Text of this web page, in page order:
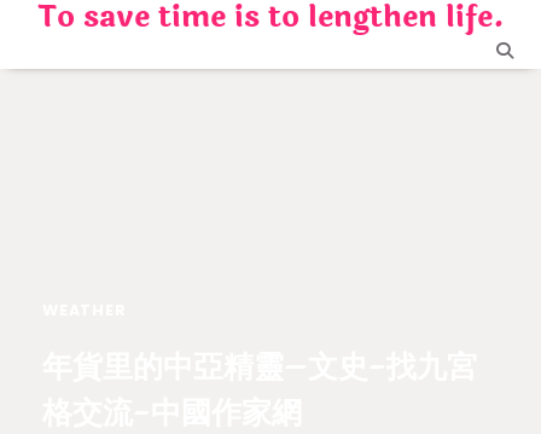
content
To save time is to lengthen life.